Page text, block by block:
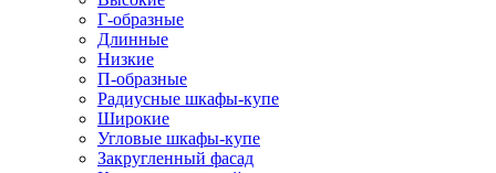
Г-образные
Длинные
Низкие
П-образные
Радиусные шкафы-купе
Широкие
Угловые шкафы-купе
Закругленный фасад